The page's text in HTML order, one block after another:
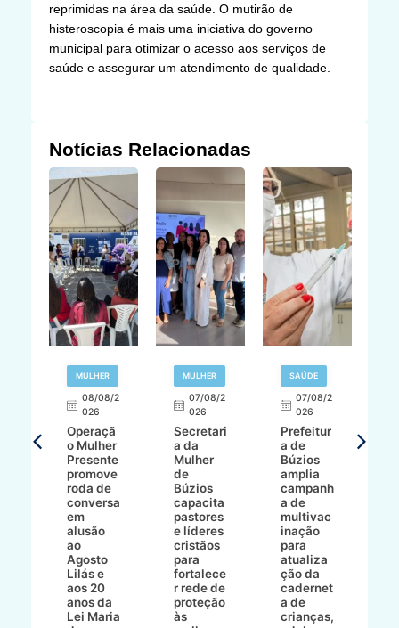
reprimidas na área da saúde. O mutirão de
histeroscopia é mais uma iniciativa do governo
municipal para otimizar o acesso aos serviços de
saúde e assegurar um atendimento de qualidade.
Notícias Relacionadas
MULHER
08/08/2
026
Operaçã
o Mulher
Presente
promove
roda de
conversa
em
alusão
ao
Agosto
Lilás e
aos 20
anos da
Lei Maria
MULHER
07/08/2
026
Secretari
a da
Mulher
de
Búzios
capacita
pastores
e líderes
cristãos
para
fortalece
r rede de
proteção
às
SAÚDE
07/08/2
026
Prefeitur
a de
Búzios
amplia
campanh
a de
multivac
inação
para
atualiza
ção da
cadernet
a de
crianças,